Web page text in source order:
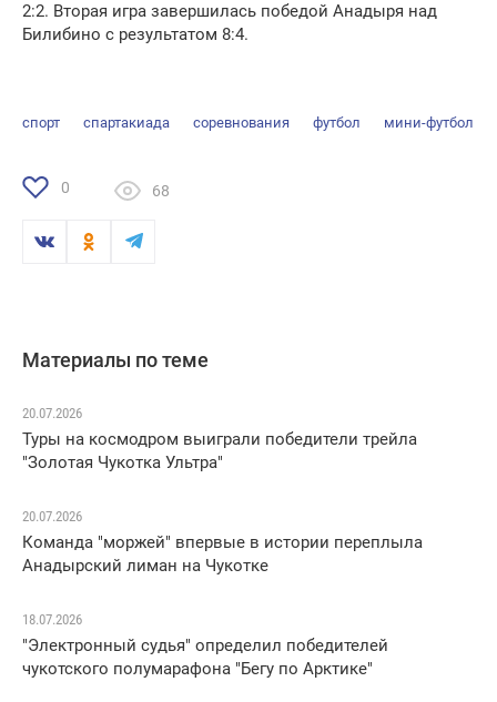
2:2. Вторая игра завершилась победой Анадыря над
Билибино с результатом 8:4.
спорт спартакиада соревнования футбол мини-футбол
0 68
Материалы по теме
20.07.2026
Туры на космодром выиграли победители трейла
"Золотая Чукотка Ультра"
20.07.2026
Команда "моржей" впервые в истории переплыла
Анадырский лиман на Чукотке
18.07.2026
"Электронный судья" определил победителей
чукотского полумарафона "Бегу по Арктике"